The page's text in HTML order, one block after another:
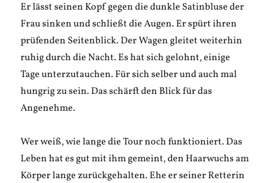
Er lässt seinen Kopf gegen die dunkle Satinbluse der
Frau sinken und schließt die Augen. Er spürt ihren
prüfenden Seitenblick. Der Wagen gleitet weiterhin
ruhig durch die Nacht. Es hat sich gelohnt, einige
Tage unterzutauchen. Für sich selber und auch mal
hungrig zu sein. Das schärft den Blick für das
Angenehme.
Wer weiß, wie lange die Tour noch funktioniert. Das
Leben hat es gut mit ihm gemeint, den Haarwuchs am
Körper lange zurückgehalten. Ehe er seiner Retterin